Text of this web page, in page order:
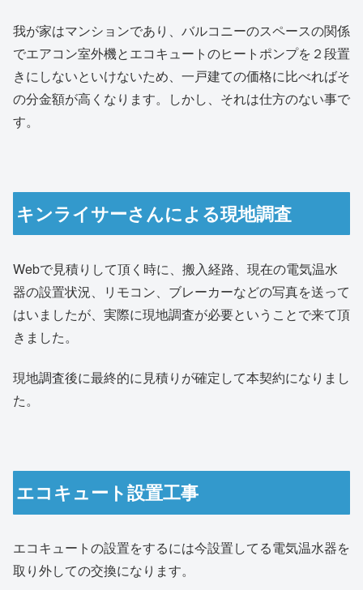
我が家はマンションであり、バルコニーのスペースの関係
でエアコン室外機とエコキュートのヒートポンプを２段置
きにしないといけないため、一戸建ての価格に比べればそ
の分金額が高くなります。しかし、それは仕方のない事で
す。
キンライサーさんによる現地調査
Webで見積りして頂く時に、搬入経路、現在の電気温水
器の設置状況、リモコン、ブレーカーなどの写真を送って
はいましたが、実際に現地調査が必要ということで来て頂
きました。
現地調査後に最終的に見積りが確定して本契約になりまし
た。
エコキュート設置工事
エコキュートの設置をするには今設置してる電気温水器を
取り外しての交換になります。